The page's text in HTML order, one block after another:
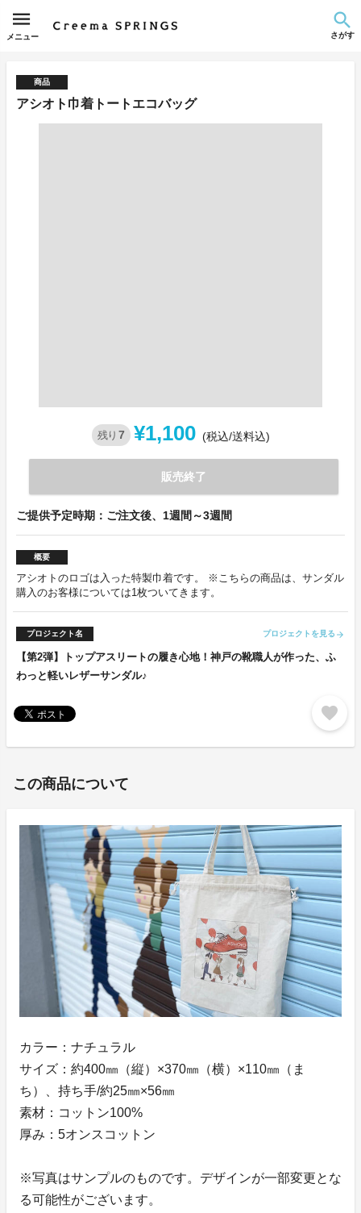
メニュー さがす
商品
アシオト巾着トートエコバッグ
残り 7 ¥1,100 (税込/送料込)
販売終了
ご提供予定時期：ご注文後、1週間～3週間
概要
アシオトのロゴは入った特製巾着です。 ※こちらの商品は、サンダル
購入のお客様については1枚ついてきます。
プロジェクト名 プロジェクトを見る arrow_forward
【第2弾】トップアスリートの履き心地！神戸の靴職人が作った、ふ
わっと軽いレザーサンダル♪
favorite
この商品について
カラー：ナチュラル
サイズ：約400㎜（縦）×370㎜（横）×110㎜（ま
ち）、持ち手/約25㎜×56㎜
素材：コットン100%
厚み：5オンスコットン
※写真はサンプルのものです。デザインが一部変更とな
る可能性がございます。